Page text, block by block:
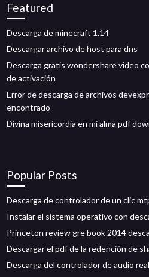
Featured
Descarga de minecraft 1.14
Descargar archivo de host para dns
Descarga gratis wondershare video
de activación
Error de descarga de archivos
encontrado
Divina misericordia en mi alma pdf
Popular Posts
Descarga de controlador de un clic
Instalar el sistema operativo con
Princeton review gre book 2014
Descargar el pdf de la redención de
Descarga del controlador de audio